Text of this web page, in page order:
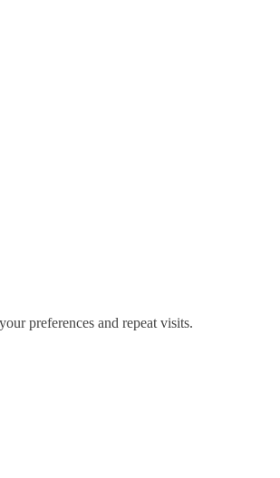
preferences and repeat visits.